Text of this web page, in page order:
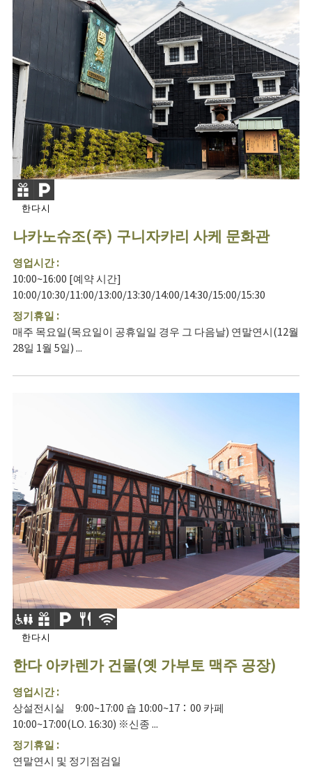
한다시
나카노슈조(주) 구니자카리 사케 문화관
영업시간 :
10:00~16:00 [예약 시간]
10:00/10:30/11:00/13:00/13:30/14:00/14:30/15:00/15:30
정기휴일 :
매주 목요일(목요일이 공휴일일 경우 그 다음날) 연말연시(12월
28일 1월 5일) ...
한다시
한다 아카렌가 건물(옛 가부토 맥주 공장)
영업시간 :
상설전시실 9:00~17:00 숍 10:00~17：00 카페
10:00~17:00(LO. 16:30) ※신종 ...
정기휴일 :
연말연시 및 정기점검일